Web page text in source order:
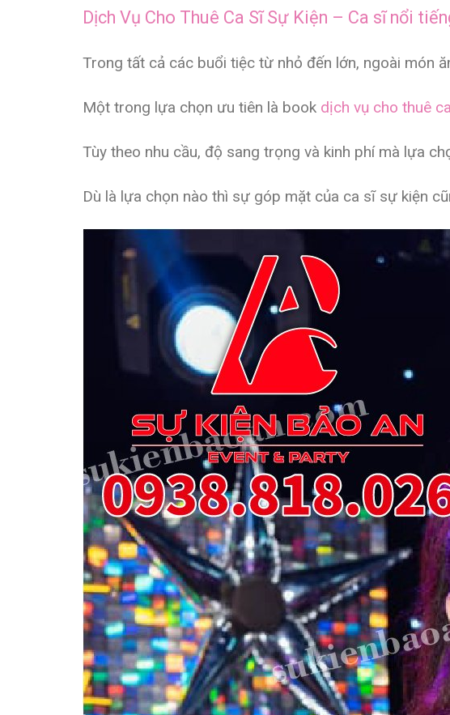
Dịch Vụ Cho Thuê Ca Sĩ Sự Kiện – Ca sĩ nổi
Trong tất cả các buổi tiệc từ nhỏ đến lớn, ngoài món
Một trong lựa chọn ưu tiên là book dịch vụ cho thuê
Tùy theo nhu cầu, độ sang trọng và kinh phí mà lựa
Dù là lựa chọn nào thì sự góp mặt của ca sĩ sự kiện